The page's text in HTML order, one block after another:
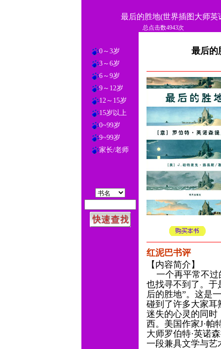
最后的胜地(世界插图大师英
总点击数4943次
0～3岁
3～6岁
6～9岁
9～12岁
12～15岁
15岁以上
0~99岁
9~99岁
家长/老师
最后的
红泥巴书评
【内容简介】
一个再平常不过
也找寻不到了。于
后的胜地”。这是
碰到了许多大家耳
迷失的心灵的同时
西。美国作家J·帕
大师罗伯特·英诺
一段兼具文学与